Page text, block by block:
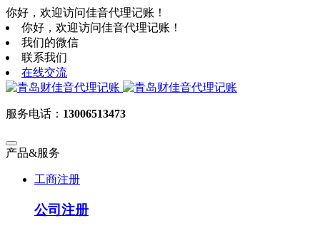
你好，欢迎访问佳音代理记账！
你好，欢迎访问佳音代理记账！
我们的微信
联系我们
在线交流
服务电话： 13006513473
产品&服务
工商注册
公司注册